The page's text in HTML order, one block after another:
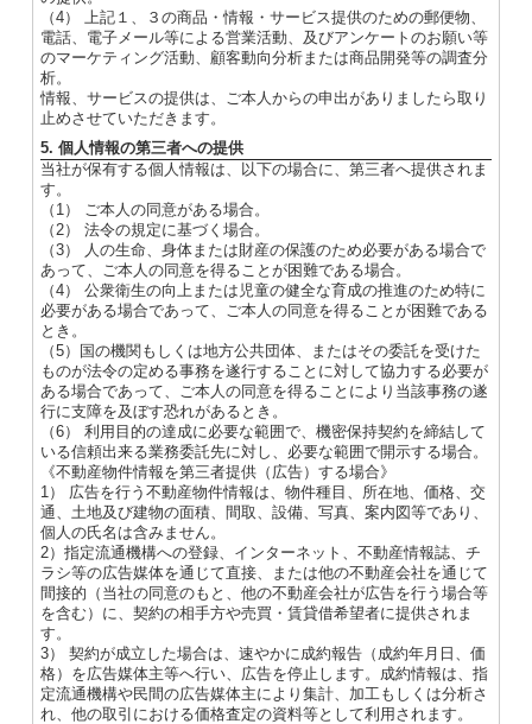
（4） 上記１、３の商品・情報・サービス提供のための郵便物、
電話、電子メール等による営業活動、及びアンケートのお願い等
のマーケティング活動、顧客動向分析または商品開発等の調査分
析。
情報、サービスの提供は、ご本人からの申出がありましたら取り
止めさせていただきます。
5. 個人情報の第三者への提供
当社が保有する個人情報は、以下の場合に、第三者へ提供されま
す。
（1） ご本人の同意がある場合。
（2） 法令の規定に基づく場合。
（3） 人の生命、身体または財産の保護のため必要がある場合で
あって、ご本人の同意を得ることが困難である場合。
（4） 公衆衛生の向上または児童の健全な育成の推進のため特に
必要がある場合であって、ご本人の同意を得ることが困難である
とき。
（5）国の機関もしくは地方公共団体、またはその委託を受けた
ものが法令の定める事務を遂行することに対して協力する必要が
ある場合であって、ご本人の同意を得ることにより当該事務の遂
行に支障を及ぼす恐れがあるとき。
（6） 利用目的の達成に必要な範囲で、機密保持契約を締結して
いる信頼出来る業務委託先に対し、必要な範囲で開示する場合。
《不動産物件情報を第三者提供（広告）する場合》
1） 広告を行う不動産物件情報は、物件種目、所在地、価格、交
通、土地及び建物の面積、間取、設備、写真、案内図等であり、
個人の氏名は含みません。
2）指定流通機構への登録、インターネット、不動産情報誌、チ
ラシ等の広告媒体を通じて直接、または他の不動産会社を通じて
間接的（当社の同意のもと、他の不動産会社が広告を行う場合等
を含む）に、契約の相手方や売買・賃貸借希望者に提供されま
す。
3） 契約が成立した場合は、速やかに成約報告（成約年月日、価
格）を広告媒体主等へ行い、広告を停止します。成約情報は、指
定流通機構や民間の広告媒体主により集計、加工もしくは分析さ
れ、他の取引における価格査定の資料等として利用されます。